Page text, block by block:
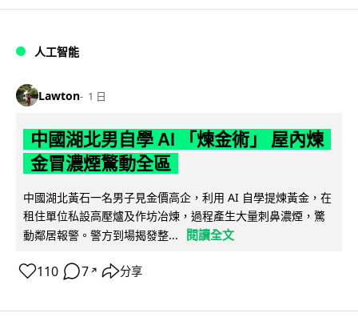
人工智能
Lawton 1 日
中國湖北男自學 AI 「煉金術」 屋內煉
金冒濃煙驚動全區
中國湖北黃石一名男子見金價高企，利用 AI 自學提煉黃金，在
租住單位私設高壓爐及作坊冶煉，過程產生大量刺鼻濃煙，驚
動鄰居報警。警方到場揭發整...
閱讀全文
110 7 ↗ 分享